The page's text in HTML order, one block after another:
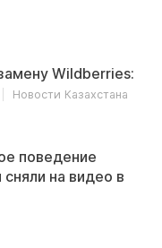
Wildberries:
Новости Казахстана
поведение
на видео в